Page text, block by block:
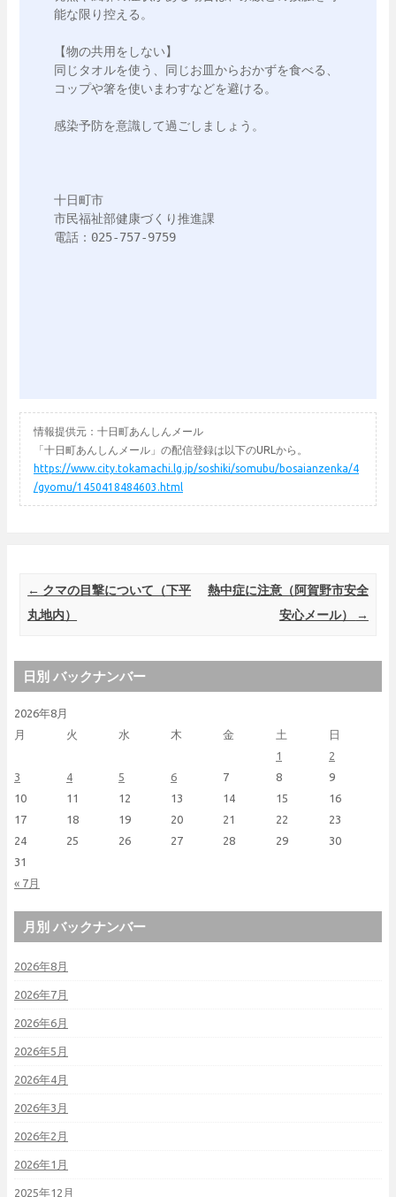
能な限り控える。
【物の共用をしない】
同じタオルを使う、同じお皿からおかずを食べる、
コップや箸を使いまわすなどを避ける。
感染予防を意識して過ごしましょう。
十日町市
市民福祉部健康づくり推進課
電話：025-757-9759
情報提供元：十日町あんしんメール
「十日町あんしんメール」の配信登録は以下のURLから。
https://www.city.tokamachi.lg.jp/soshiki/somubu/bosaianzenka/4
/gyomu/1450418484603.html
Post navigation
← クマの目撃について（下平
丸地内）
熱中症に注意（阿賀野市安全
安心メール）
→
日別 バックナンバー
2026年8月
月
火 水 木 金 土 日
« 7月
1
2
3
4 5 6 7 8
9
10
11 12 13 14 15
16
17
18 19 20 21 22
23
24
25 26 27 28 29
30
31
月別 バックナンバー
2026年8月
2026年7月
2026年6月
2026年5月
2026年4月
2026年3月
2026年2月
2026年1月
2025年12月